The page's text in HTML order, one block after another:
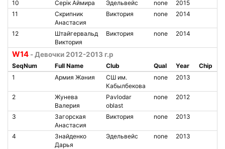
10 Серiк Аймира Эдельвейс none
2015
11
Скрипник
Анастасия
Виктория none 2014
12
Штайгервальд
Виктория
Виктория none 2014
W14 - Девочки 2012-2013 г.р
SeqNum Full Name Club Qual Year
Chip
1
Армия Жәния
СШ им.
Кабылбекова
none 2013
2
Жунева
Валерия
Pavlodar
oblast
none 2012
3
Загорская
Анастасия
Виктория none 2013
4
Знайденко
Дарья
Эдельвейс none 2013